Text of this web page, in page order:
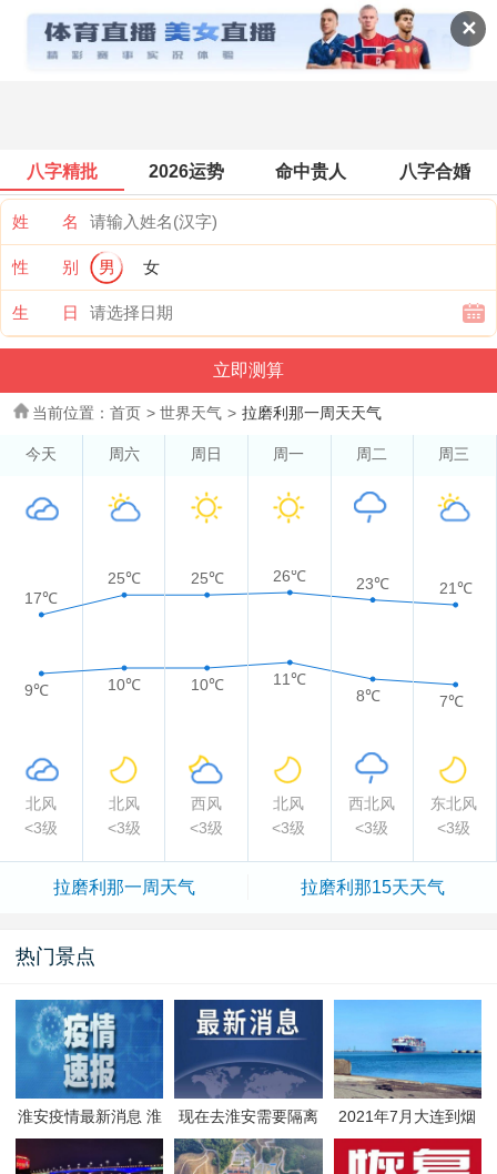
✕
世界天气
八字精批 2026运势 命中贵人 八字合婚
姓 名
性 别 男 女
生 日
当前位置： 首页 > 世界天气 > 拉磨利那一周天天气
今天 周六 周日 周一 周二 周三
17℃
25℃ 25℃ 26℃ 23℃ 21℃
9℃ 10℃ 10℃
11℃
8℃
7℃
北风 北风 西风 北风 西北风
东北风
<3级
<3级 <3级 <3级 <3级 <3级
拉磨利那一周天气 拉磨利那15天天气
热门景点
淮安疫情最新消息 淮
安疫情防控政策
现在去淮安需要隔离
吗 淮安最新隔离政策
2021年7月大连到烟
台航线因台风停航